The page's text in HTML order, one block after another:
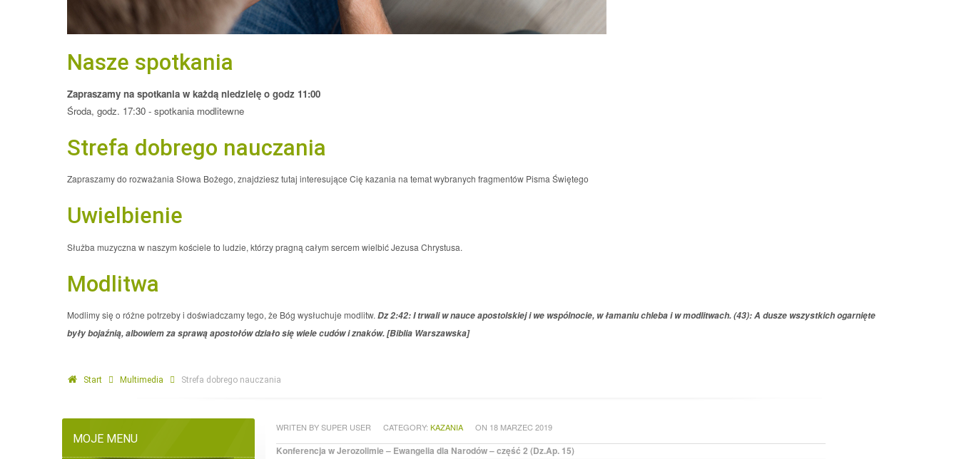
Nasze spotkania
Zapraszamy na spotkania w każdą niedzielę o godz 11:00
Środa, godz. 17:30 - spotkania modlitewne
Strefa dobrego nauczania
Zapraszamy do rozważania Słowa Bożego, znajdziesz tutaj interesujące Cię kazania na temat wybranych fragmentów Pisma Świętego
Uwielbienie
Służba muzyczna w naszym kościele to ludzie, którzy pragną całym sercem wielbić Jezusa Chrystusa.
Modlitwa
Modlimy się o różne potrzeby i doświadczamy tego, że Bóg wysłuchuje modlitw. Dz 2:42: I trwali w nauce apostolskiej i we wspólnocie, w łamaniu chleba i w modlitwach. (43): A dusze wszystkich ogarnięte
były bojaźnią, albowiem za sprawą apostołów działo się wiele cudów i znaków. [Biblia Warszawska]
Start Multimedia Strefa dobrego nauczania
MOJE MENU
WRITEN BY SUPER USER CATEGORY: KAZANIA ON 18 MARZEC 2019
Konferencja w Jerozolimie – Ewangelia dla Narodów – część 2 (Dz.Ap. 15)